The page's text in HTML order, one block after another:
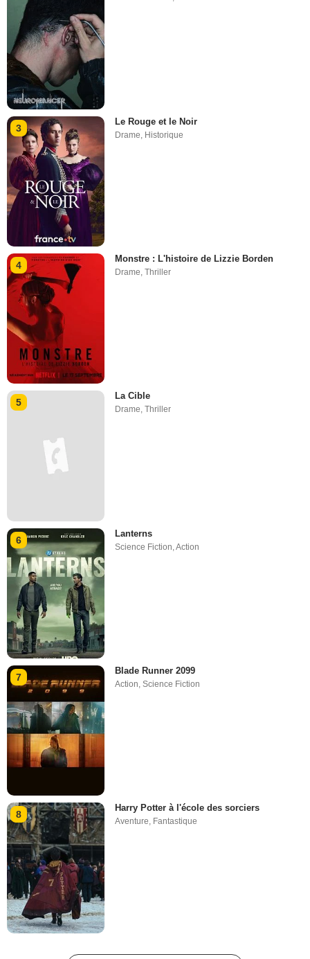
3
Le Rouge et le Noir
Drame Historique
4
Monstre : L'histoire de Lizzie Borden
Drame,Thriller
5
La Cible
Drame,Thriller
6
Lanterns
Science Fiction ,Action
7
Blade Runner 2099
Action,Science Fiction
8
Harry Potter à l'école des sorciers
Aventure, Fantastique